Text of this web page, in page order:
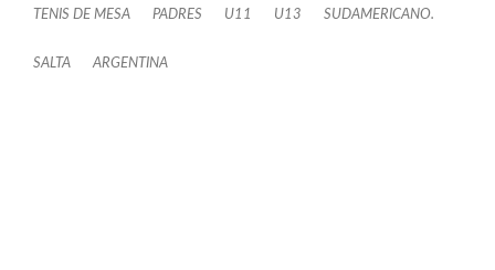
TENIS DE MESA PADRES U11 U13 SUDAMERICANO.
SALTA ARGENTINA